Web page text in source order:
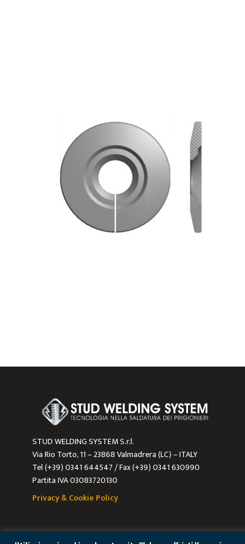
STUD WELDING SYSTEM S.r.l.
Via Rio Torto, 11 – 23868 Valmadrera (LC) – ITALY
Tel (+39) 0341 644547 / Fax (+39) 0341 630990
Partita IVA 03083720130
Privacy & Cookie Policy